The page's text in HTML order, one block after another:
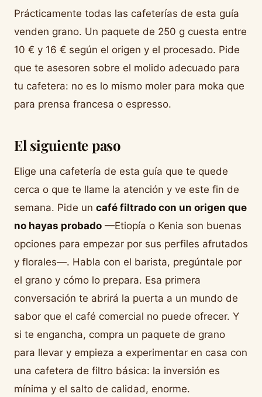
Prácticamente todas las cafeterías de esta guía
venden grano. Un paquete de 250 g cuesta entre
10 € y 16 € según el origen y el procesado. Pide
que te asesoren sobre el molido adecuado para
tu cafetera: no es lo mismo moler para moka que
para prensa francesa o espresso.
El siguiente paso
Elige una cafetería de esta guía que te quede
cerca o que te llame la atención y ve este fin de
semana. Pide un café filtrado con un origen que
no hayas probado —Etiopía o Kenia son buenas
opciones para empezar por sus perfiles afrutados
y florales—. Habla con el barista, pregúntale por
el grano y cómo lo prepara. Esa primera
conversación te abrirá la puerta a un mundo de
sabor que el café comercial no puede ofrecer. Y
si te engancha, compra un paquete de grano
para llevar y empieza a experimentar en casa con
una cafetera de filtro básica: la inversión es
mínima y el salto de calidad, enorme.